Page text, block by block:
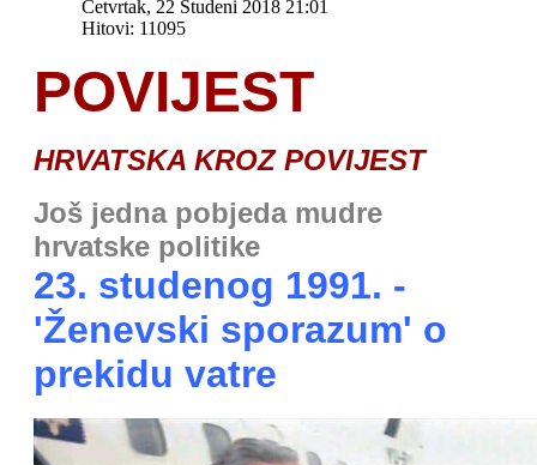
Četvrtak, 22 Studeni 2018 21:01
Hitovi: 11095
POVIJEST
HRVATSKA KROZ POVIJEST
Još jedna pobjeda mudre
hrvatske politike
23. studenog 1991. -
'Ženevski sporazum' o
prekidu vatre